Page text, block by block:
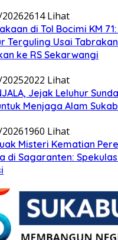
2614 Lihat
di Tol Bocimi KM
Terguling Usai
ke RS Sekarwangi
2022 Lihat
Jejak Leluhur
Menjaga Alam
1960 Lihat
Misteri Kematian
di Sagaranten: